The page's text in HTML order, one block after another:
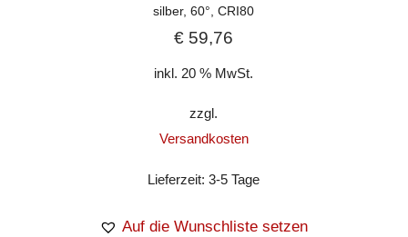
silber, 60°, CRI80
€ 59,76
inkl. 20 % MwSt.
zzgl.
Versandkosten
Lieferzeit:3-5 Tage
Auf die Wunschliste setzen